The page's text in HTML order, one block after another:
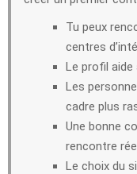
Tu peux
centres
Le profil aide
Les
cadre plus
Une bonne
rencontre
Le choix du